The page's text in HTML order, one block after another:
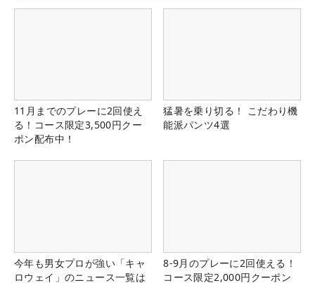
11月までのプレーに2回使え
る！コース限定3,500円クー
ポン配布中！
猛暑を乗り切る！ こだわり機
能派パンツ4選
今年も男女プロが強い「キャ
ロウェイ」のニュース一覧は
8-9月のプレーに2回使える！
コース限定2,000円クーポン